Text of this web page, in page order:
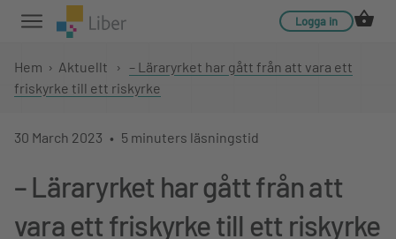
Logga in
Hem › Aktuellt › – Läraryrket har gått från att vara ett
friskyrke till ett riskyrke
30 March 2023 5 minuters läsningstid
– Läraryrket har gått från att
vara ett friskyrke till ett riskyrke